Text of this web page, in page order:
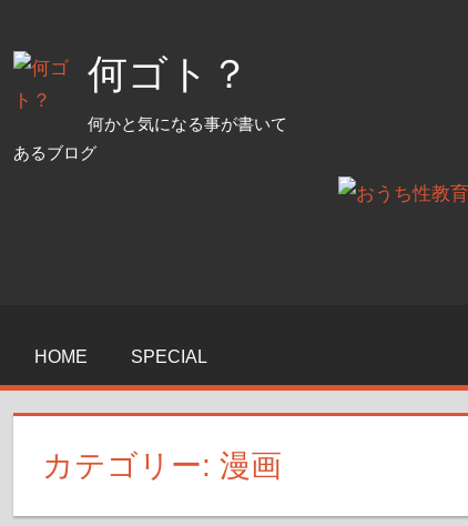
ン
ツ
何ゴト？
何かと気になる事が書いて
あるブログ
HOME SPECIAL
カテゴリー: 漫画